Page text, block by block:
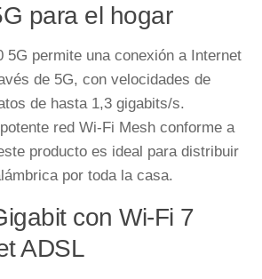
para el hogar
5G permite una conexión a Internet
de 5G, con velocidades de
de hasta 1,3 gigabits/s.
red Wi-Fi Mesh conforme a
producto es ideal para distribuir
por toda la casa.
con Wi-Fi 7
ADSL